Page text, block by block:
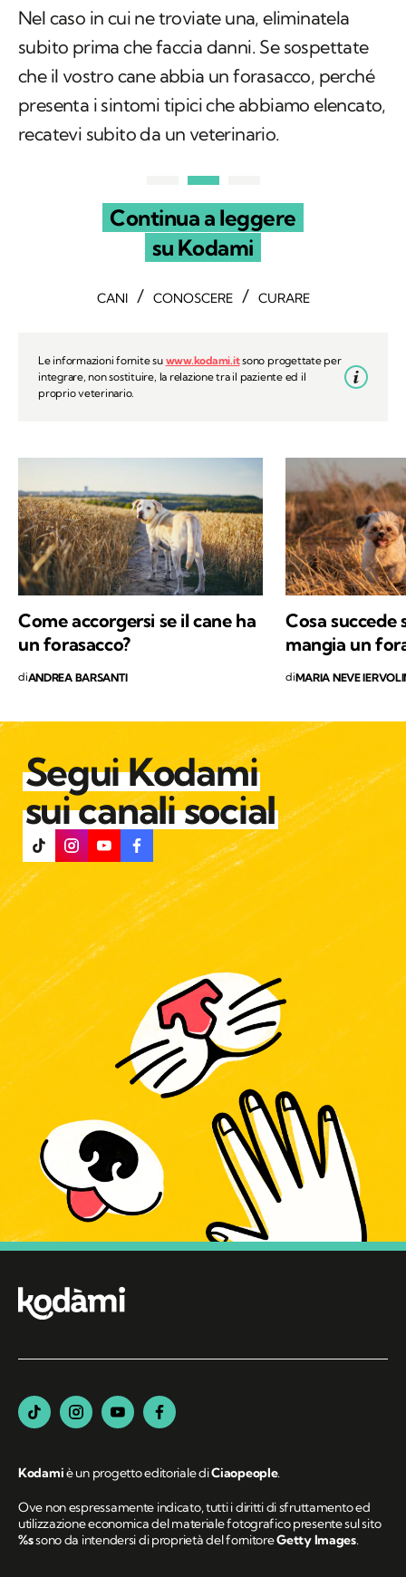
Nel caso in cui ne troviate una, eliminatela
subito prima che faccia danni. Se sospettate
che il vostro cane abbia un forasacco, perché
presenta i sintomi tipici che abbiamo elencato,
recatevi subito da un veterinario.
Continua a leggere
su Kodami
CANI / CONOSCERE / CURARE
Le informazioni fornite su www.kodami.itsono progettate per
integrare, non sostituire, la relazione tra il paziente ed il
proprio veterinario.
Come accorgersi se il cane ha
un forasacco?
diANDREA BARSANTI
Cosa succede
mangia un
diMARIA NEVE
Segui Kodami
sui canali social
Kodamiè un progetto editoriale diCiaopeople.
Ove non espressamente indicato, tutti i diritti di sfruttamento ed
utilizzazione economica del materiale fotografico presente sul sito
%ssono da intendersi di proprietà del fornitoreGetty Images.